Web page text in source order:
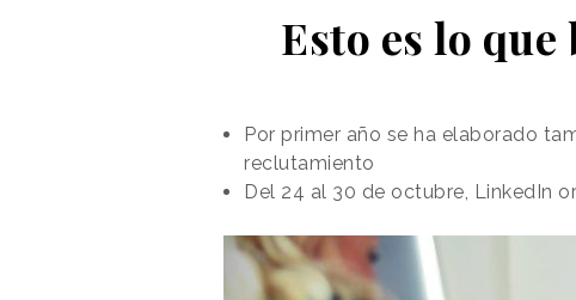
Esto es lo
Por primer año se ha elaborado
reclutamiento
Del 24 al 30 de octubre, LinkedIn